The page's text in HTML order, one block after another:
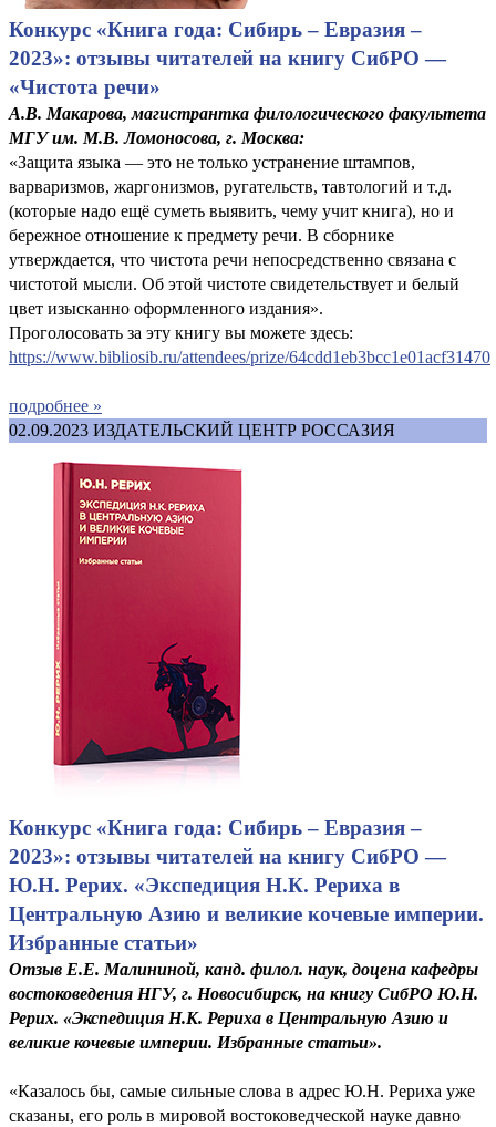
Конкурс «Книга года: Сибирь – Евразия –
2023»: отзывы читателей на книгу СибРО —
«Чистота речи»
А.В. Макарова, магистрантка филологического факультета
МГУ им. М.В. Ломоносова, г. Москва:
«Защита языка — это не только устранение штампов,
варваризмов, жаргонизмов, ругательств, тавтологий и т.д.
(которые надо ещё суметь выявить, чему учит книга), но и
бережное отношение к предмету речи. В сборнике
утверждается, что чистота речи непосредственно связана с
чистотой мысли. Об этой чистоте свидетельствует и белый
цвет изысканно оформленного издания».
Проголосовать за эту книгу вы можете здесь:
https://www.bibliosib.ru/attendees/prize/64cdd1eb3bcc1e01acf31470
подробнее »
02.09.2023 ИЗДАТЕЛЬСКИЙ ЦЕНТР РОССАЗИЯ
Конкурс «Книга года: Сибирь – Евразия –
2023»: отзывы читателей на книгу СибРО —
Ю.Н. Рерих. «Экспедиция Н.К. Рериха в
Центральную Азию и великие кочевые империи.
Избранные статьи»
Отзыв Е.Е. Малининой, канд. филол. наук, доцена кафедры
востоковедения НГУ, г. Новосибирск, на книгу СибРО Ю.Н.
Рерих. «Экспедиция Н.К. Рериха в Центральную Азию и
великие кочевые империи. Избранные статьи».
«Казалось бы, самые сильные слова в адрес Ю.Н. Рериха уже
сказаны, его роль в мировой востоковедческой науке давно